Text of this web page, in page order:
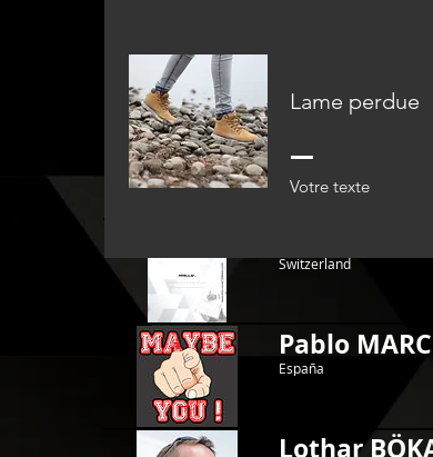
Benelux
Switzerland
Pablo
España
Lothar
Lame perdue
Votre texte​​